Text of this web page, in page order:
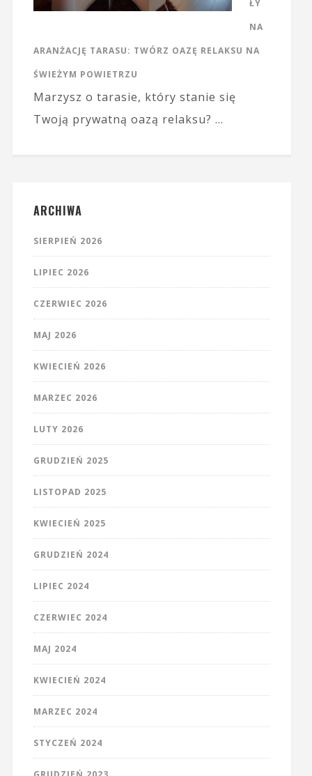
ŁY
NA
ARANŻACJĘ TARASU: TWÓRZ OAZĘ RELAKSU NA
ŚWIEŻYM POWIETRZU
Marzysz o tarasie, który stanie się
Twoją prywatną oazą relaksu? …
ARCHIWA
SIERPIEŃ 2026
LIPIEC 2026
CZERWIEC 2026
MAJ 2026
KWIECIEŃ 2026
MARZEC 2026
LUTY 2026
GRUDZIEŃ 2025
LISTOPAD 2025
KWIECIEŃ 2025
GRUDZIEŃ 2024
LIPIEC 2024
CZERWIEC 2024
MAJ 2024
KWIECIEŃ 2024
MARZEC 2024
STYCZEŃ 2024